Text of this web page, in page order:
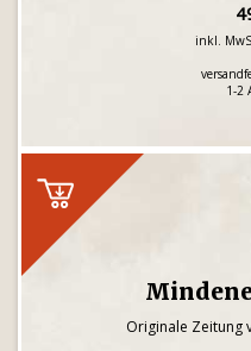
inkl.
1-2
Originale Zeitung